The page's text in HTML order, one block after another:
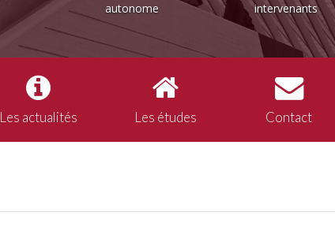
autonome
intervenants
Les actualités Les études Contact